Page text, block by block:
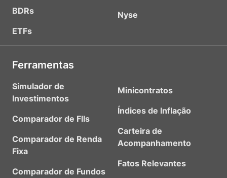
BDRs
ETFs
Nyse
Ferramentas
Simulador de
Investimentos
Comparador de FIIs
Comparador de Renda
Fixa
Comparador de Fundos
Minicontratos
Índices de Inflação
Carteira de
Acompanhamento
Fatos Relevantes